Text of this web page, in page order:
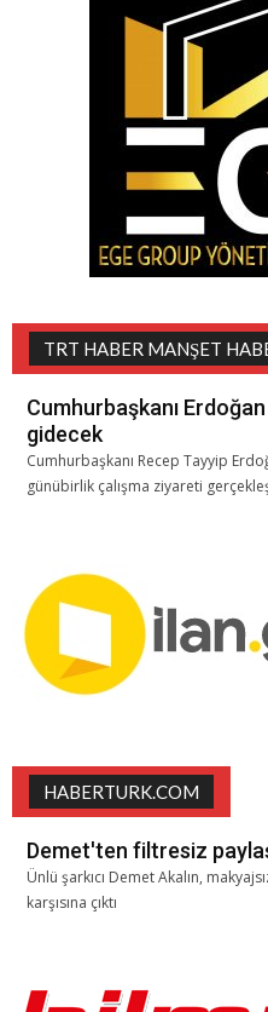
TRT HABER MANŞET
Cumhurbaşkanı
gidecek
Cumhurbaşkanı Recep Tayyip
günübirlik çalışma ziyareti
HABERTURK.COM
Demet'ten filtresiz
Ünlü şarkıcı Demet Akalın,
karşısına çıktı